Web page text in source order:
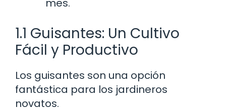
mes.
1.1 Guisantes: Un Cultivo
Fácil y Productivo
Los guisantes son una opción
fantástica para los jardineros
novatos.